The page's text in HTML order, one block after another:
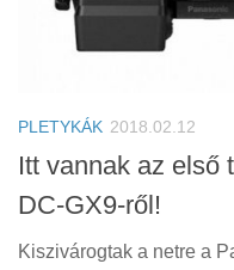
PLETYKÁK 2018.02.12
Itt vannak az első
DC-GX9-ről!
Kiszivárogtak a netre a